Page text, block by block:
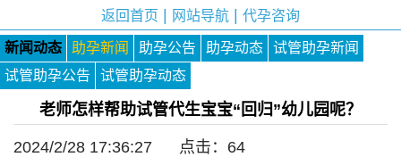
返回首页 网站导航 代孕咨询
新闻动态 助孕新闻 助孕公告 助孕动态
试管助孕新闻
试管助孕公告
试管助孕动态
老师怎样帮助试管代生宝宝“回归”幼儿园呢？
2024/2/28 17:36:27 点击： 64